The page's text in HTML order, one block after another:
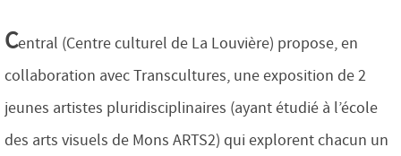
Central (Centre culturel de La Louvière) propose, en
collaboration avec Transcultures, une exposition de 2
jeunes artistes pluridisciplinaires (ayant étudié à l’école
des arts visuels de Mons ARTS2) qui explorent chacun un